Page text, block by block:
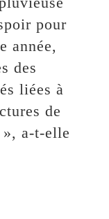
pour
année,
des
liées à
de
», a-t-elle